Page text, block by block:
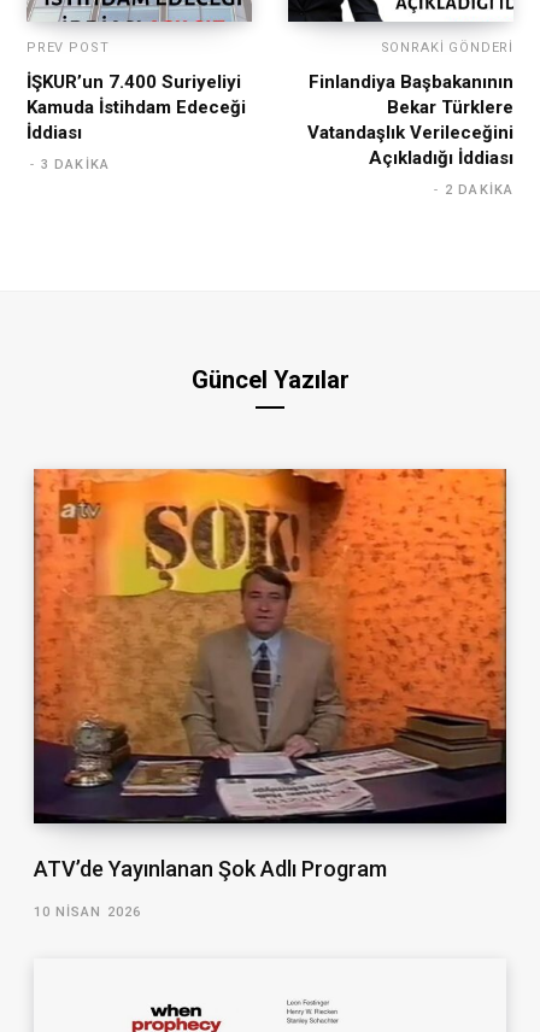
PREV POST
İŞKUR’un 7.400 Suriyeliyi
Kamuda İstihdam Edeceği
İddiası
3 DAKIKA
SONRAKI GÖNDERI
Finlandiya Başbakanının
Bekar Türklere
Vatandaşlık Verileceğini
Açıkladığı İddiası
2 DAKIKA
Güncel Yazılar
ATV’de Yayınlanan Şok Adlı Program
10 NISAN 2026